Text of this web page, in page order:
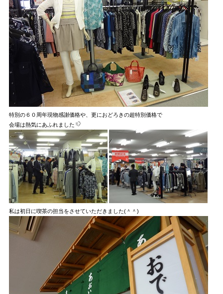
特別の６０周年現物感謝価格や、更におどろきの超特別価格で
会場は熱気にあふれました
私は初日に喫茶の担当をさせていただきました(＾＾)